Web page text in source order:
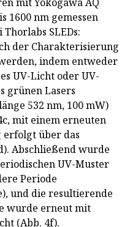
1600 nm gemessen
SLEDs:
der Charakterisierung
indem entweder
UV-Licht oder UV-
grünen Lasers
532 nm, 100 mW)
mit einem erneuten
erfolgt über das
Abschließend wurde
UV-Muster
Periode
und die resultierende
wurde erneut mit
(Abb. 4f).